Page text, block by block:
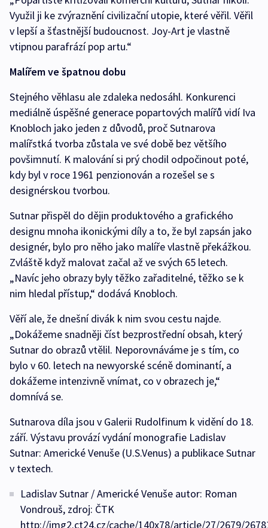
Využil ji ke zvýraznění civilizační utopie, které věřil. Věřil
v lepší a šťastnější budoucnost. Joy-Art je vlastně
vtipnou parafrází pop artu.“
Malířem ve špatnou dobu
Stejného věhlasu ale zdaleka nedosáhl. Konkurenci
mediálně úspěšné generace popartových malířů vidí Iva
Knobloch jako jeden z důvodů, proč Sutnarova
malířstká tvorba zůstala ve své době bez většího
povšimnutí. K malování si prý chodil odpočinout poté,
kdy byl v roce 1961 penzionován a rozešel se s
designérskou tvorbou.
Sutnar přispěl do dějin produktového a grafického
designu mnoha ikonickými díly a to, že byl zapsán jako
designér, bylo pro něho jako malíře vlastně překážkou.
Zvláště když malovat začal až ve svých 65 letech.
„Navíc jeho obrazy byly těžko zařaditelné, těžko se k
nim hledal přístup,“ dodává Knobloch.
Věří ale, že dnešní divák k nim svou cestu najde.
„Dokážeme snadněji číst bezprostřední obsah, který
Sutnar do obrazů vtělil. Neporovnáváme je s tím, co
bylo v 60. letech na newyorské scéně dominantí, a
dokážeme intenzivně vnímat, co v obrazech je,“
domnívá se.
Sutnarova díla jsou v Galerii Rudolfinum k vidění do 18.
září. Výstavu provází vydání monografie Ladislav
Sutnar: Americké Venuše (U.S.Venus) a publikace Sutnar
v textech.
Ladislav Sutnar / Americké Venuše autor: Roman
Vondrouš, zdroj: ČTK
http://img2.ct24.cz/cache/140x78/article/27/2679/